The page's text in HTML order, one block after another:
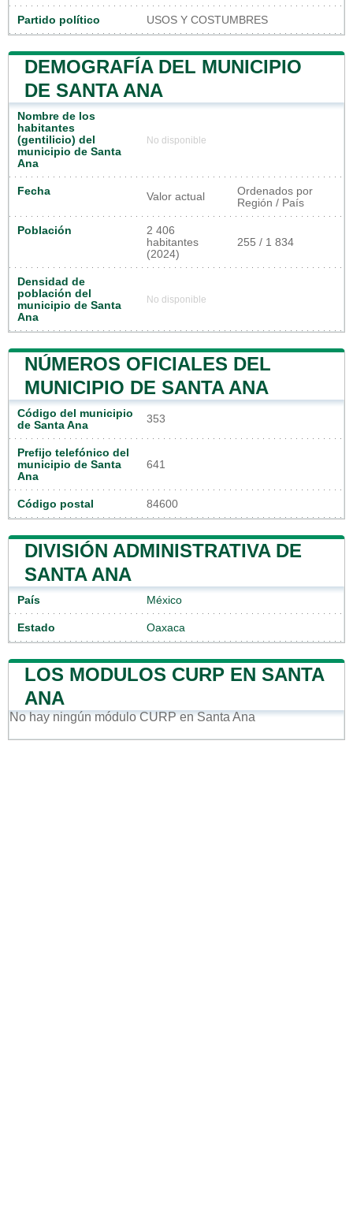
Partido político USOS Y COSTUMBRES
DEMOGRAFÍA DEL MUNICIPIO
DE SANTA ANA
Nombre de los
habitantes
(gentilicio) del
municipio de Santa
Ana
No disponible
Fecha Valor actual
Ordenados por
Región / País
Población
2 406
habitantes
(2024)
255 / 1 834
Densidad de
población del
municipio de Santa
Ana
No disponible
NÚMEROS OFICIALES DEL
MUNICIPIO DE SANTA ANA
Código del municipio
de Santa Ana
353
Prefijo telefónico del
municipio de Santa
Ana
641
Código postal 84600
DIVISIÓN ADMINISTRATIVA DE
SANTA ANA
País México
Estado Oaxaca
LOS MODULOS CURP EN SANTA
ANA
No hay ningún módulo CURP en Santa Ana